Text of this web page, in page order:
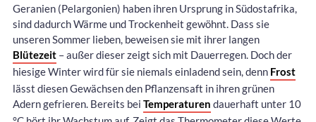
Geranien (Pelargonien) haben ihren Ursprung in Südostafrika,
sind dadurch Wärme und Trockenheit gewöhnt. Dass sie
unseren Sommer lieben, beweisen sie mit ihrer langen
Blütezeit – außer dieser zeigt sich mit Dauerregen. Doch der
hiesige Winter wird für sie niemals einladend sein, denn Frost
lässt diesen Gewächsen den Pflanzensaft in ihren grünen
Adern gefrieren. Bereits bei Temperaturen dauerhaft unter 10